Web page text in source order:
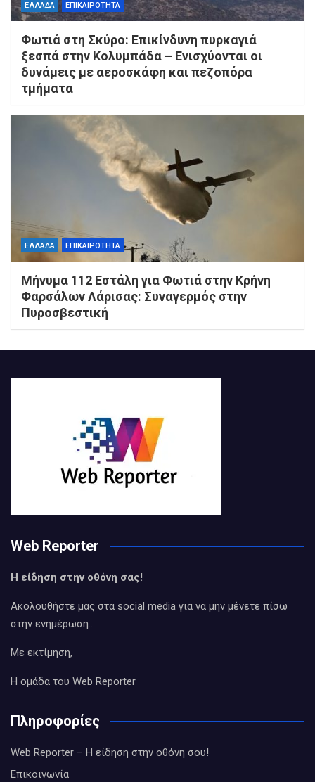
ΕΛΛΑΔΑ ΕΠΙΚΑΙΡΟΤΗΤΑ
Φωτιά στη Σκύρο: Επικίνδυνη πυρκαγιά
ξεσπά στην Κολυμπάδα – Ενισχύονται οι
δυνάμεις με αεροσκάφη και πεζοπόρα
τμήματα
ΕΛΛΑΔΑ ΕΠΙΚΑΙΡΟΤΗΤΑ
Μήνυμα 112 Εστάλη για Φωτιά στην Κρήνη
Φαρσάλων Λάρισας: Συναγερμός στην
Πυροσβεστική
Web Reporter
Η είδηση στην οθόνη σας!
Ακολουθήστε μας στα social media για να μην μένετε πίσω
στην ενημέρωση…
Με εκτίμηση,
Η ομάδα του Web Reporter
Πληροφορίες
Web Reporter – Η είδηση στην οθόνη σου!
Επικοινωνία